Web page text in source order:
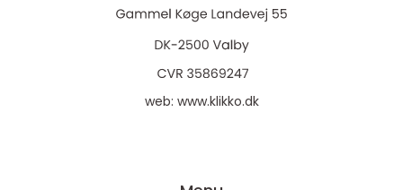
web: www.klikko.dk